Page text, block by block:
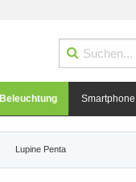
Lupine Penta